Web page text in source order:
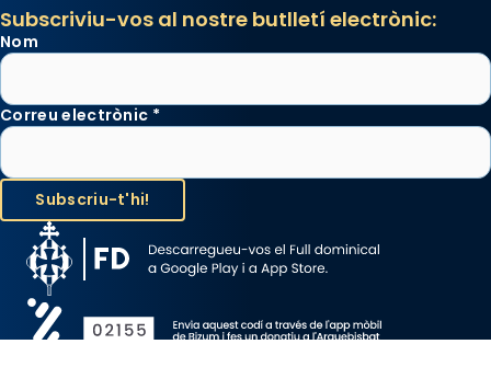
Subscriviu-vos al nostre butlletí electrònic:
Nom
Correu electrònic *